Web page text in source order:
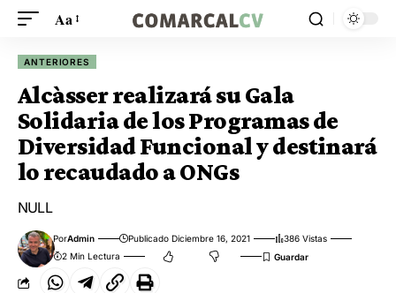
Aa
ANTERIORES
Alcàsser realizará su Gala
Solidaria de los Programas de
Diversidad Funcional y destinará
lo recaudado a ONGs
NULL
PorAdmin Publicado Diciembre 16, 2021
386 Vistas
2 Min Lectura